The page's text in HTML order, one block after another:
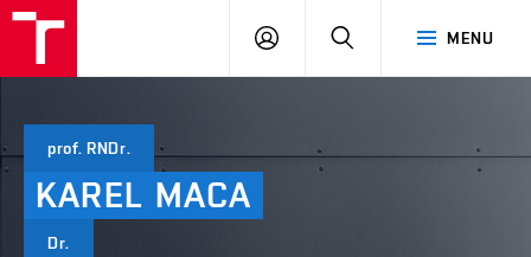
MENU
PŘIHLÁSIT
prof. RNDr.
KAREL MACA
Dr.